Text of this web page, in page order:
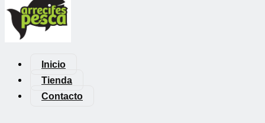
Inicio
Tienda
Contacto